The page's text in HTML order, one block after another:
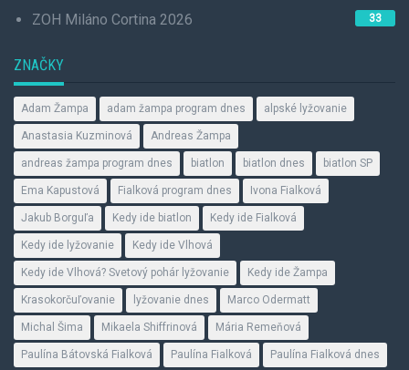
ZOH Miláno Cortina 2026 33
ZNAČKY
Adam Žampa adam žampa program dnes alpské lyžovanie
Anastasia Kuzminová Andreas Žampa
andreas žampa program dnes biatlon biatlon dnes biatlon SP
Ema Kapustová Fialková program dnes Ivona Fialková
Jakub Borguľa Kedy ide biatlon Kedy ide Fialková
Kedy ide lyžovanie Kedy ide Vlhová
Kedy ide Vlhová? Svetový pohár lyžovanie Kedy ide Žampa
Krasokorčuľovanie lyžovanie dnes Marco Odermatt
Michal Šima Mikaela Shiffrinová Mária Remeňová
Paulína Bátovská Fialková Paulína Fialková Paulína Fialková dnes